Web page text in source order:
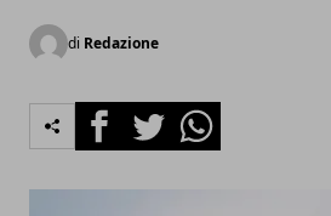
di Redazione
FacebookTwitterWhatsapp